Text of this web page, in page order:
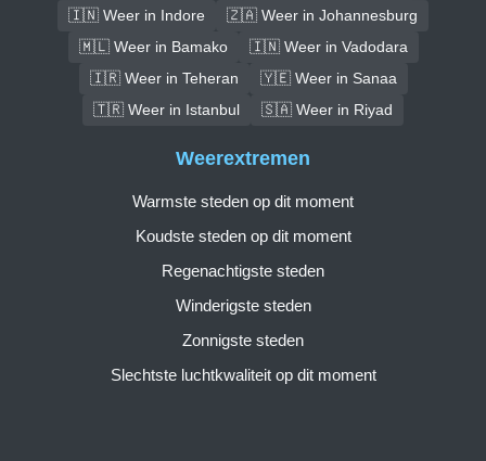
🇮🇳 Weer in Indore
🇿🇦 Weer in Johannesburg
🇲🇱 Weer in Bamako
🇮🇳 Weer in Vadodara
🇮🇷 Weer in Teheran
🇾🇪 Weer in Sanaa
🇹🇷 Weer in Istanbul
🇸🇦 Weer in Riyad
Weerextremen
Warmste steden op dit moment
Koudste steden op dit moment
Regenachtigste steden
Winderigste steden
Zonnigste steden
Slechtste luchtkwaliteit op dit moment